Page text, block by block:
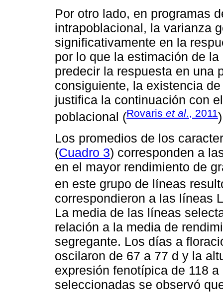
Por otro lado, en programas
intrapoblacional, la varianza
significativamente en la
por lo que la estimación de
predecir la respuesta en una
consiguiente, la existencia
justifica la continuación con
poblacional (Rovaris et al., 2011
Los promedios de los
(Cuadro 3) corresponden a
en el mayor rendimiento de
en este grupo de líneas
correspondieron a las líneas
La media de las líneas
relación a la media de
segregante. Los días a
oscilaron de 67 a 77 d y la
expresión fenotípica de 118
seleccionadas se observó